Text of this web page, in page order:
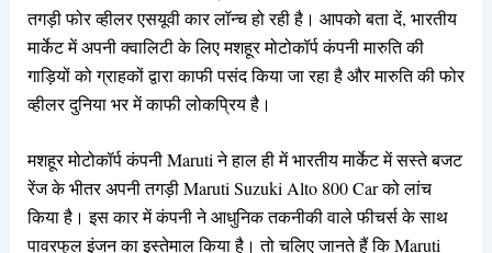
तगड़ी फोर व्हीलर एसयूवी कार लॉन्च हो रही है। आपको बता दें, भारतीय
मार्केट में अपनी क्वालिटी के लिए मशहूर मोटोकॉर्प कंपनी मारुति की
गाड़ियों को ग्राहकों द्वारा काफी पसंद किया जा रहा है और मारुति की फोर
व्हीलर दुनिया भर में काफी लोकप्रिय है।
मशहूर मोटोकॉर्प कंपनी Maruti ने हाल ही में भारतीय मार्केट में सस्ते बजट
रेंज के भीतर अपनी तगड़ी Maruti Suzuki Alto 800 Car को लांच
किया है। इस कार में कंपनी ने आधुनिक तकनीकी वाले फीचर्स के साथ
पावरफुल इंजन का इस्तेमाल किया है। तो चलिए जानते हैं कि Maruti